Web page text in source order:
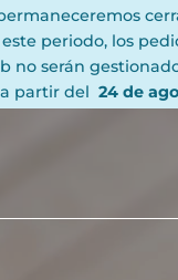
periodo, los
no serán
partir del 24 de